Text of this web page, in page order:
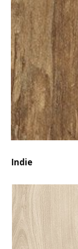
Indie